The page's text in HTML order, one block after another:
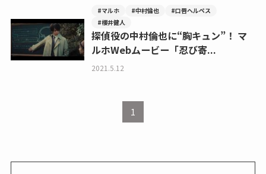
#マルホ #中村倫也
#口唇ヘルペス
#櫻井健人
探偵役の中村倫也に“胸キュン”！ マ
ルホWebムービー「忍び寄...
2021.5.12
1